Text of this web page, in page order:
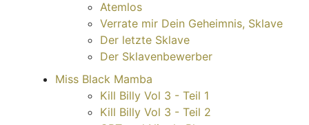
Atemlos
Verrate mir Dein Geheimnis, Sklave
Der letzte Sklave
Der Sklavenbewerber
Miss Black Mamba
Kill Billy Vol 3 - Teil 1
Kill Billy Vol 3 - Teil 2